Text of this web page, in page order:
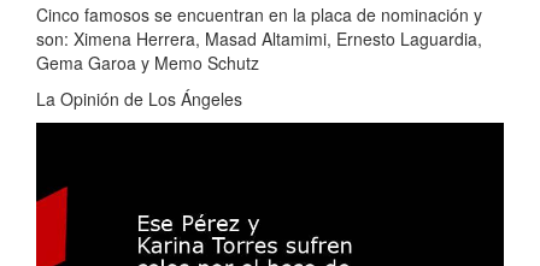
Cinco famosos se encuentran en la placa de nominación y
son: Ximena Herrera, Masad Altamimi, Ernesto Laguardia,
Gema Garoa y Memo Schutz
La Opinión de Los Ángeles